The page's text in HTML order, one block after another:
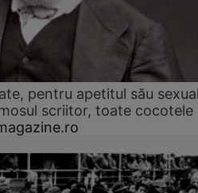
pentru apetitul său
scriitor, toate cocotele